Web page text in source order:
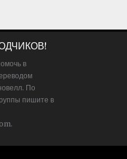
в
По
пишите в